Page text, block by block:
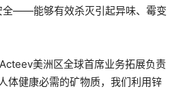
全——能够有效杀灭引起异味、霉变
美洲区全球首席业务拓展负责
体健康必需的矿物质，我们利用锌